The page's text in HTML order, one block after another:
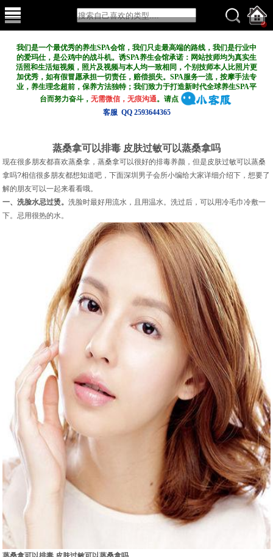
我们是一个最优秀的养生SPA会馆，我们只走最高端的路线，我们是行业中
的爱玛仕，是公鸡中的战斗机。诱SPA养生会馆承诺：网站技师均为真实生
活照和生活短视频，照片及视频与本人均一致相同，个别技师本人比照片更
加优秀，如有假冒愿承担一切责任，赔偿损失。SPA服务一流，按摩手法专
业，养生理念超前，保养方法独特；我们致力于打造新时代全球养生SPA平
台而努力奋斗，无需微信，无痕沟通。请点
客服 QQ 2593644365
蒸桑拿可以排毒 皮肤过敏可以蒸桑拿吗
现在很多朋友都喜欢蒸桑拿，蒸桑拿可以很好的排毒养颜，但是皮肤过敏可以蒸桑
拿吗?相信很多朋友都想知道吧，下面深圳男子会所小编给大家详细介绍下，想要了
解的朋友可以一起来看看哦。
一、洗脸水忌过烫。洗脸时最好用流水，且用温水。洗过后，可以用冷毛巾冷敷一
下。忌用很热的水。